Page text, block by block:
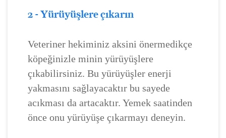
2 - Yürüyüşlere çıkarın
Veteriner hekiminiz aksini önermedikçe
köpeğinizle minin yürüyüşlere
çıkabilirsiniz. Bu yürüyüşler enerji
yakmasını sağlayacaktır bu sayede
acıkması da artacaktır. Yemek saatinden
önce onu yürüyüşe çıkarmayı deneyin.